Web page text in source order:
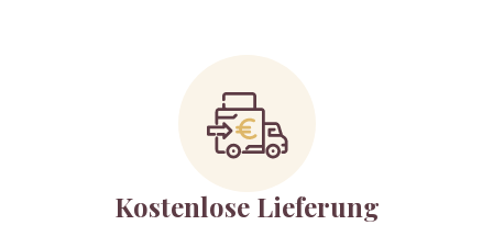
Kostenlose Lieferung